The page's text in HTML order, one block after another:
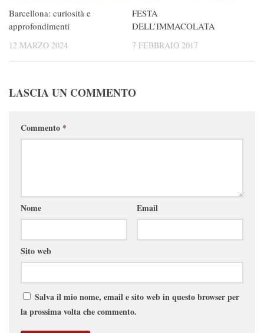
Barcellona: curiosità e
approfondimenti
12 MARZO 2024
FESTA
DELL’IMMACOLATA
7 FEBBRAIO 2017
LASCIA UN COMMENTO
Commento *
Nome Email
Sito web
Salva il mio nome, email e sito web in questo browser per
la prossima volta che commento.